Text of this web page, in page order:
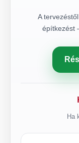
A
építkezést
Ha